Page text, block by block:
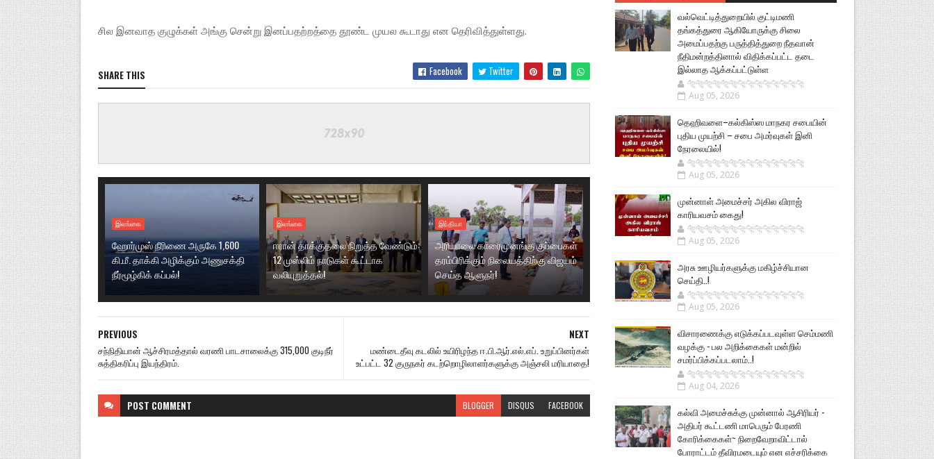
சில இனவாத குழுக்கள் அங்கு சென்று இனப்பதற்றத்தை தூண்ட முயல கூடாது என தெரிவித்துள்ளது.
SHARE THIS Facebook Twitter
இலங்கை
ஹோர்முஸ் நீரிணை அருகே 1,600
கி.மீ. தாக்கி அழிக்கும் அணுசக்தி
நீர்மூழ்கிக் கப்பல்!
இலங்கை
ஈரான் தாக்குதலை நிறுத்த வேண்டும்:
12 முஸ்லிம் நாடுகள் கூட்டாக
வலியுறுத்தல்!
இந்தியா
அரியாலை காரைமுனங்கு குப்பைகள்
தரம்பிரிக்கும் நிலையத்திற்கு விஜயம்
செய்த ஆளுநர்!
NEXT
மண்டைதீவு கடலில் உயிரிழந்த ஈ.பி.ஆர்.எல்.எப். உறுப்பினர்கள்
உட்பட்ட 32 குருநகர் கடற்றொழிலாளர்களுக்கு அஞ்சலி மரியாதை!
PREVIOUS
சந்நிதியான் ஆச்சிரமத்தால் வரணி பாடசாலைக்கு 315,000 குடிநீர்
சுத்திகரிப்பு இயந்திரம்.
POST COMMENT BLOGGER DISQUS FACEBOOK
வல்வெட்டித்துறையில் குட்டிமணி
தங்கத்துரை ஆகியோருக்கு சிலை
அமைப்பதற்கு பருத்தித்துறை நீதவான்
நீதிமன்றத்தினால் விதிக்கப்பட்ட தடை
இல்லாத ஆக்கப்பட்டுள்ள
🐅🐅🐅🐅🐅🐅🐆🐆🐆🐆🐆🐆🐆🐆
Aug 05, 2026
தெஹிவளை–கல்கிஸ்ஸ மாநகர சபையின்
புதிய முயற்சி – சபை அமர்வுகள் இனி
நேரலையில்!
🐅🐅🐅🐅🐅🐅🐆🐆🐆🐆🐆🐆🐆🐆
Aug 05, 2026
முன்னாள் அமைச்சர் அகில விராஜ்
காரியவசம் கைது!
🐅🐅🐅🐅🐅🐅🐆🐆🐆🐆🐆🐆🐆🐆
Aug 05, 2026
அரசு ஊழியர்களுக்கு மகிழ்ச்சியான
செய்தி..!
🐅🐅🐅🐅🐅🐅🐆🐆🐆🐆🐆🐆🐆🐆
Aug 05, 2026
விசாரணைக்கு எடுக்கப்படவுள்ள செம்மணி
வழக்கு - பல அறிக்கைகள் மன்றில்
சமர்ப்பிக்கப்படலாம்..!
🐅🐅🐅🐅🐅🐅🐆🐆🐆🐆🐆🐆🐆🐆
Aug 04, 2026
கல்வி அமைச்சுக்கு முன்னால் ஆசிரியர் -
அதிபர் கூட்டணி மாபெரும் பேரணி
கோரிக்கைகள்~ நிறைவேறாவிட்டால்
போராட்டம் தீவிரமடையும் என எச்சரிக்கை